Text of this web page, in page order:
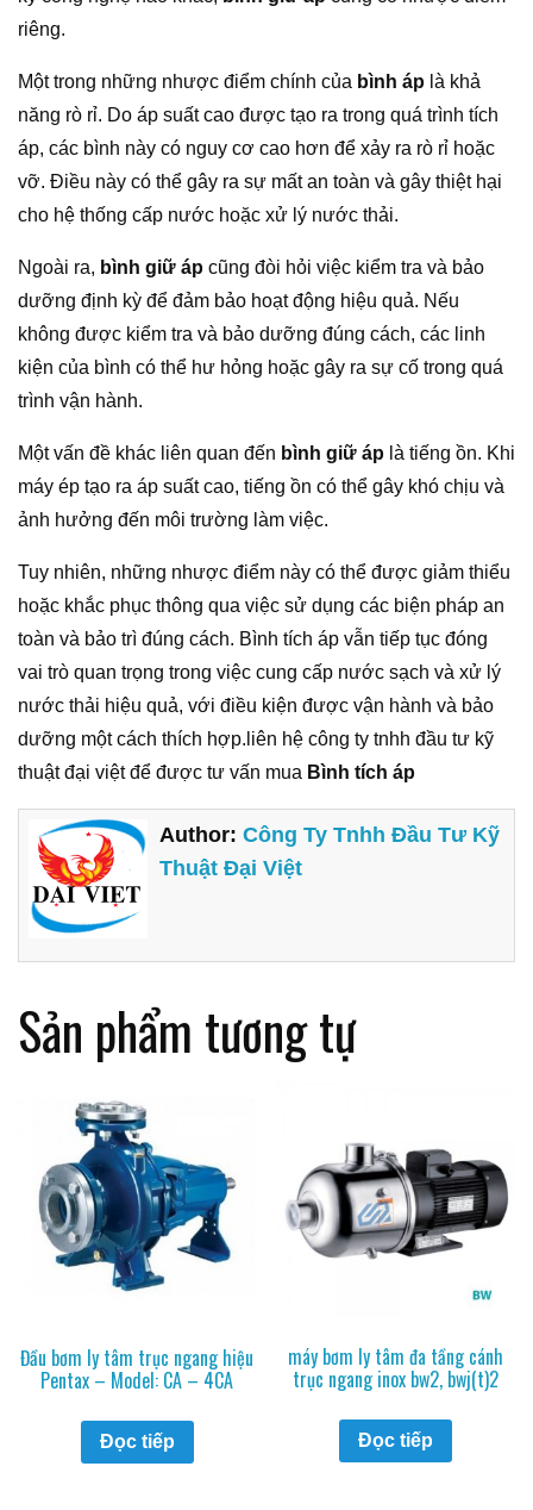
riêng.
Một trong những nhược điểm chính của bình áp là khả
năng rò rỉ. Do áp suất cao được tạo ra trong quá trình tích
áp, các bình này có nguy cơ cao hơn để xảy ra rò rỉ hoặc
vỡ. Điều này có thể gây ra sự mất an toàn và gây thiệt hại
cho hệ thống cấp nước hoặc xử lý nước thải.
Ngoài ra, bình giữ áp cũng đòi hỏi việc kiểm tra và bảo
dưỡng định kỳ để đảm bảo hoạt động hiệu quả. Nếu
không được kiểm tra và bảo dưỡng đúng cách, các linh
kiện của bình có thể hư hỏng hoặc gây ra sự cố trong quá
trình vận hành.
Một vấn đề khác liên quan đến bình giữ áp là tiếng ồn. Khi
máy ép tạo ra áp suất cao, tiếng ồn có thể gây khó chịu và
ảnh hưởng đến môi trường làm việc.
Tuy nhiên, những nhược điểm này có thể được giảm thiểu
hoặc khắc phục thông qua việc sử dụng các biện pháp an
toàn và bảo trì đúng cách. Bình tích áp vẫn tiếp tục đóng
vai trò quan trọng trong việc cung cấp nước sạch và xử lý
nước thải hiệu quả, với điều kiện được vận hành và bảo
dưỡng một cách thích hợp.liên hệ công ty tnhh đầu tư kỹ
thuật đại việt để được tư vấn mua Bình tích áp
Author:Công Ty Tnhh Đầu Tư Kỹ
Thuật Đại Việt
Sản phẩm tương tự
Đầu bơm ly tâm trục ngang hiệu
Pentax – Model: CA – 4CA
Đọc tiếp
máy bơm ly tâm đa tầng cánh
trục ngang inox bw2, bwj(t)2
Đọc tiếp